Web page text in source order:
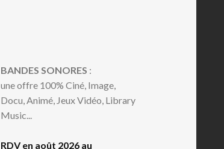
BANDES SONORES :
une offre 100% Ciné, Image,
Docu, Animé, Jeux Vidéo, Library
Music...
RDV en août 2026 au